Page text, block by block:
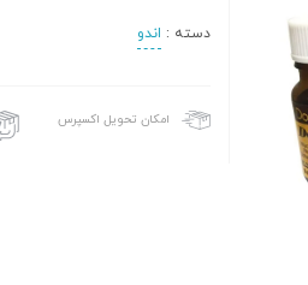
دسته : اندو
امکان تحویل اکسپرس